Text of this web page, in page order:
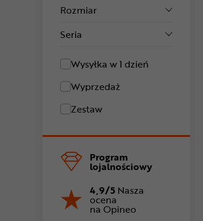
Rozmiar
Seria
Wysyłka w 1 dzień
Wyprzedaż
Zestaw
Program
lojalnościowy
4,9/5 Nasza
ocena
na Opineo